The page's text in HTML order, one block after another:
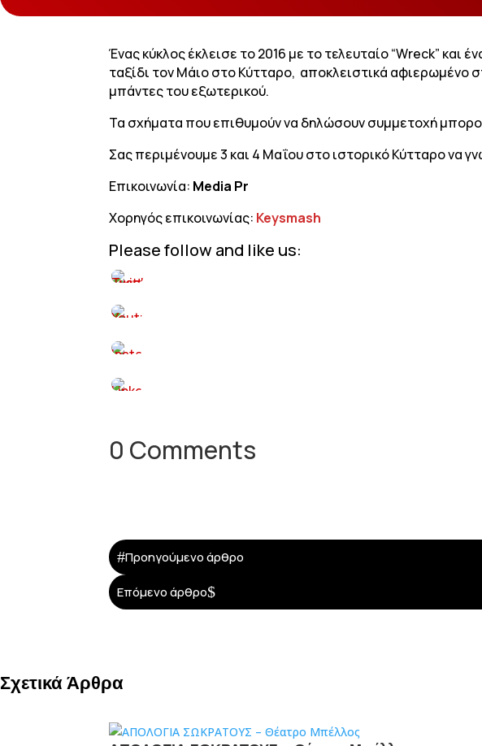
Ένας κύκλος έκλεισε το 2016 με το τελευταίο “Wreck” και
ταξίδι τον Μάιο στο Κύτταρο, αποκλειστικά αφιερωμένο
μπάντες του εξωτερικού.
Τα σχήματα που επιθυμούν να δηλώσουν συμμετοχή
Σας περιμένουμε 3 και 4 Μαΐου στο ιστορικό Κύτταρο να
Επικοινωνία: Media Pr
Χορηγός επικοινωνίας: Keysmash
Please follow and like us:
0 Comments
#Προηγούμενο άρθρο
Επόμενο άρθρο$
Σχετικά Άρθρα